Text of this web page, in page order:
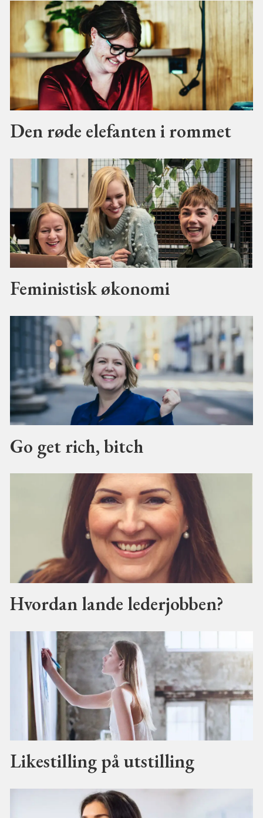
Den røde elefanten i rommet
Feministisk økonomi
Go get rich, bitch
Hvordan lande lederjobben?
Likestilling på utstilling